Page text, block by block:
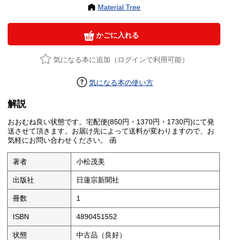
Material Tree
かごに入れる
気になる本に追加（ログインで利用可能）
気になる本の使い方
解説
おおむね良い状態です。宅配便(850円・1370円・1730円)にて発
送させて頂きます。お届け先によって送料が変わりますので、お
気軽にお問い合わせください。 函
著者 小松茂美
出版社 日蓮宗新聞社
冊数 1
ISBN 4890451552
状態 中古品（良好）